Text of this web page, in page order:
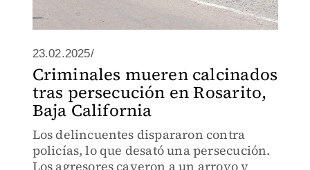
23.02.2025/
Criminales mueren calcinados
tras persecución en Rosarito,
Baja California
Los delincuentes dispararon contra
policías, lo que desató una persecución.
Los agresores cayeron a un arroyo y